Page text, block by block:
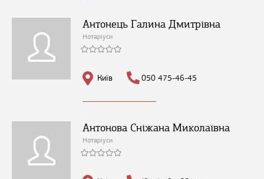
Антонець Галина Дмитрівна
Нотаріуси
Київ 050 475-46-45
Антонова Сніжана Миколаївна
Нотаріуси